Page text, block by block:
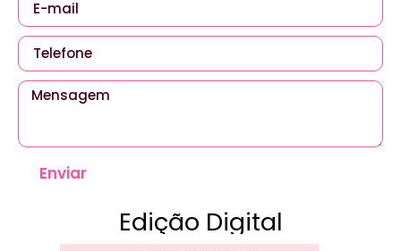
Enviar
Edição Digital